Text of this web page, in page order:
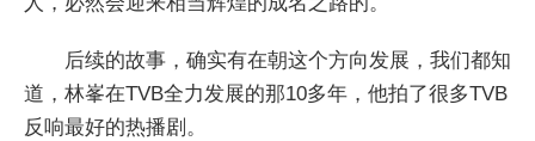
后续的故事，确实有在朝这个方向发展，我们都知
道，林峯在TVB全力发展的那10多年，他拍了很多TVB
反响最好的热播剧。